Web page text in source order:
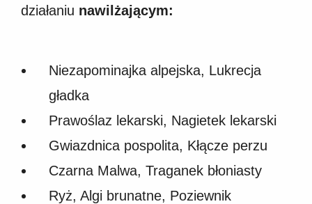
działaniu nawilżającym:
Niezapominajka alpejska, Lukrecja
gładka
Prawoślaz lekarski, Nagietek lekarski
Gwiazdnica pospolita, Kłącze perzu
Czarna Malwa, Traganek błoniasty
Ryż, Algi brunatne, Poziewnik